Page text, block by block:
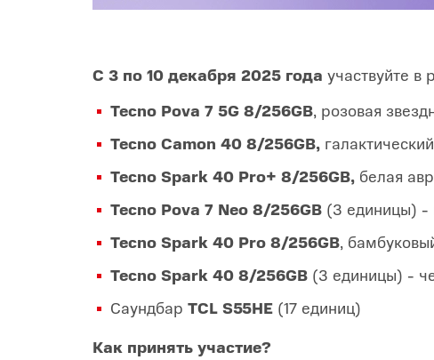
С 3 по 10 декабря 2025 года участвуйте в
Tecno Pova 7 5G 8/256GB, розовая
Tecno Camon 40 8/256GB,
Tecno Spark 40 Pro+ 8/256GB, белая
Tecno Pova 7 Neo 8/256GB (3 единицы) -
Tecno Spark 40 Pro 8/256GB,
Tecno Spark 40 8/256GB (3 единицы) -
Саундбар TCL S55HE (17 единиц)
Как принять участие?